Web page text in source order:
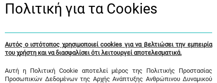
Πολιτική για τα Cookies
Αυτός ο ιστότοπος χρησιμοποιείcookies για να βελτιώσει την εμπειρία
του χρήστη και να διασφαλίσει ότι λειτουργεί αποτελεσματικά.
Αυτή η Πολιτική Cookie αποτελεί μέρος της Πολιτικής Προστασίας
Προσωπικών Δεδομένων της Αρχής Ανάπτυξης Ανθρώπινου Δυναμικού